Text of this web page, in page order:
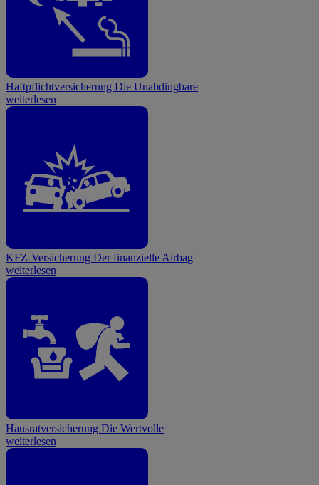
Haftpflichtversicherung Die Unabdingbare
weiterlesen
KFZ-Versicherung Der finanzielle Airbag
weiterlesen
Hausratversicherung Die Wertvolle
weiterlesen